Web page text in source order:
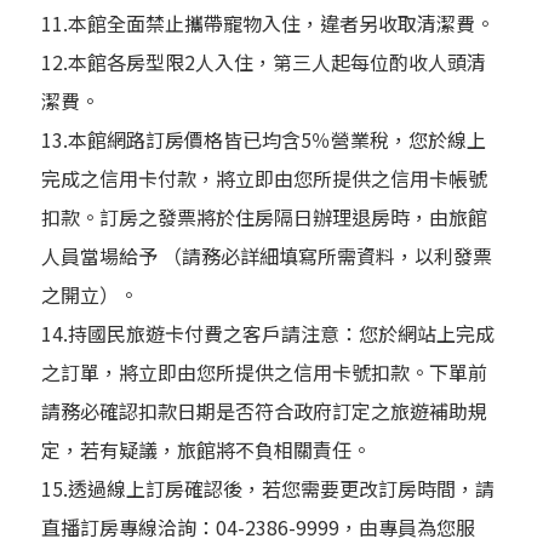
11.本館全面禁止攜帶寵物入住，違者另收取清潔費。
12.本館各房型限2人入住，第三人起每位酌收人頭清
潔費。
13.本館網路訂房價格皆已均含5％營業稅，您於線上
完成之信用卡付款，將立即由您所提供之信用卡帳號
扣款。訂房之發票將於住房隔日辦理退房時，由旅館
人員當場給予 （請務必詳細填寫所需資料，以利發票
之開立）。
14.持國民旅遊卡付費之客戶請注意：您於網站上完成
之訂單，將立即由您所提供之信用卡號扣款。下單前
請務必確認扣款日期是否符合政府訂定之旅遊補助規
定，若有疑議，旅館將不負相關責任。
15.透過線上訂房確認後，若您需要更改訂房時間，請
直播訂房專線洽詢：04-2386-9999，由專員為您服